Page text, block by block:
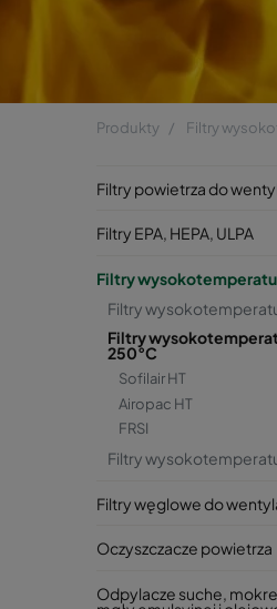
Produkty Filtry
Filtry powietrza do
Filtry EPA, HEPA, ULPA
Filtry
Filtry
Filtry
250°C
Sofilair HT
Airopac HT
FRSI
Filtry
Filtry węglowe do
Oczyszczacze powietrza
Odpylacze suche,